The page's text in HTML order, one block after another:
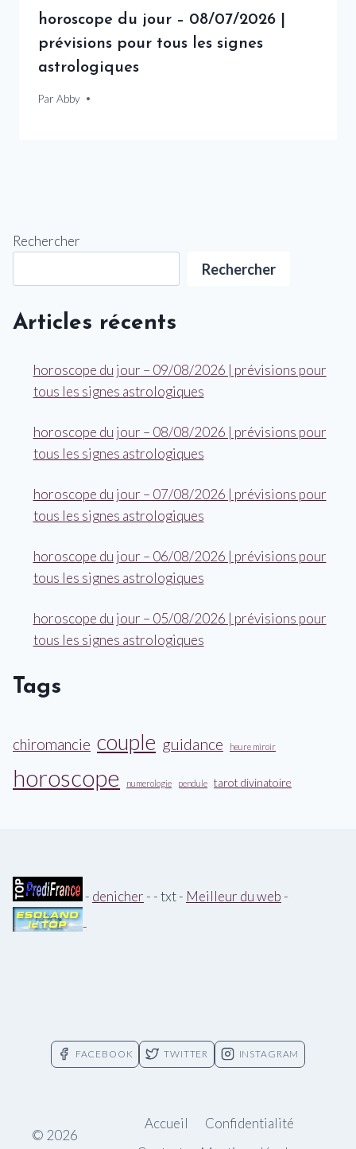
horoscope du jour – 08/07/2026 |
prévisions pour tous les signes
astrologiques
Par Abby
8 juillet 2026
Rechercher
Rechercher
Articles récents
horoscope du jour – 09/08/2026 | prévisions pour
tous les signes astrologiques
horoscope du jour – 08/08/2026 | prévisions pour
tous les signes astrologiques
horoscope du jour – 07/08/2026 | prévisions pour
tous les signes astrologiques
horoscope du jour – 06/08/2026 | prévisions pour
tous les signes astrologiques
horoscope du jour – 05/08/2026 | prévisions pour
tous les signes astrologiques
Tags
chiromancie couple guidance heure miroir
horoscope numerologie pendule tarot divinatoire
- denicher - - txt - Meilleur du web -
-
FACEBOOK TWITTER INSTAGRAM
© 2026
Accueil
Confidentialité